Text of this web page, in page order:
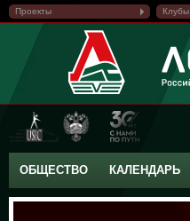
Проекты Клубы
ОБЩЕСТВО КАЛЕНДАРЬ